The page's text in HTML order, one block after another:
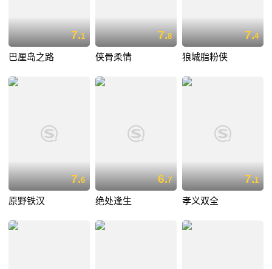
7.1
巴厘岛之路
7.8
侠骨柔情
7.4
狼城脂粉侠
7.6
原野铁汉
6.7
绝处逢生
7.1
孝义双全